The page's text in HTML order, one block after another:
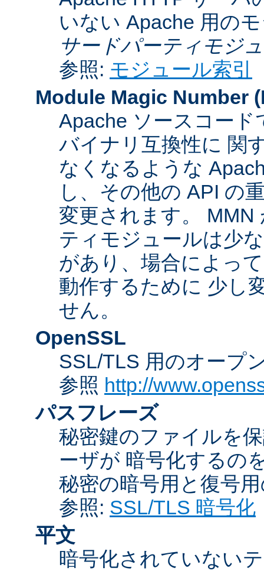
いない Apache 用の
サードパーティモジ
参照: モジュール索引
Module Magic Number (
Apache ソースコー
バイナリ互換性に 関
なくなるような
し、その他の API の
変更されます。
ティモジュールは少
があり、場合によっ
動作するために 少し
せん。
OpenSSL
SSL/TLS 用のオープ
参照 http://
パスフレーズ
秘密鍵のファイルを
ーザが 暗号化するの
秘密の暗号用と復号
参照: SSL/TLS 暗号化
平文
暗号化されていない